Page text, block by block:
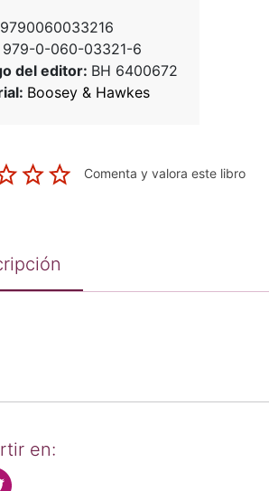
9790060033216
979-0-060-03321-6
del editor: BH 6400672
Boosey & Hawkes
Comenta y valora este libro
en: